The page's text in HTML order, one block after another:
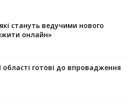
стануть ведучими нового
онлайн»
області готові до впровадження